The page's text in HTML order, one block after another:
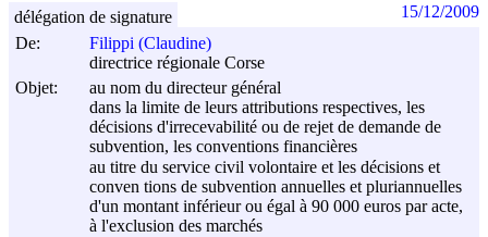
De:
Filippi (Claudine)
directrice régionale Corse
Objet:
au nom du directeur général
dans la limite de leurs attributions respectives, les
décisions d'irrecevabilité ou de rejet de demande de
subvention, les conventions financières
au titre du service civil volontaire et les décisions et
conven tions de subvention annuelles et pluriannuelles
d'un montant inférieur ou égal à 90 000 euros par acte,
à l'exclusion des marchés
délégation de signature 15/12/2009